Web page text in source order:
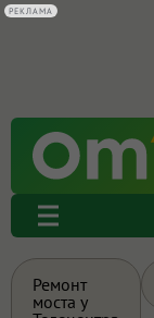
Ремонт
моста у
РЕКЛАМА